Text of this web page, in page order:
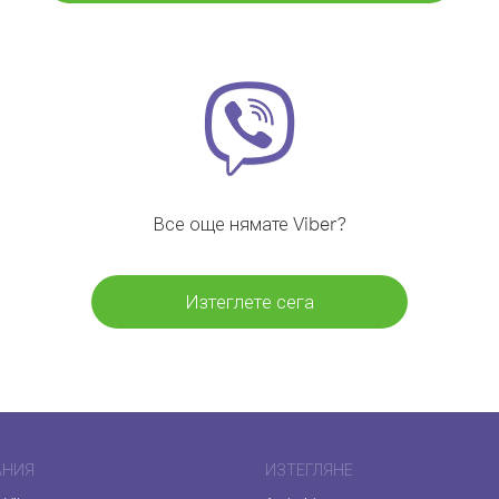
Все още нямате Viber?
Изтеглете сега
ИЗТЕГЛЯНЕ